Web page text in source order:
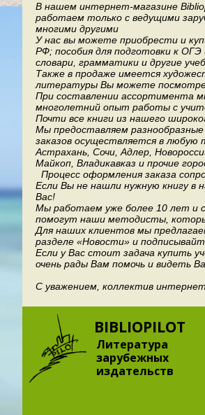
В нашем интернет-магазине
работаем только с ведущими
многими другими
У нас вы можете приобрести и
РФ; пособия для подготовки к
словари, грамматики и другие
Также в продаже имеется
литературы Вы можете
При составлении ассортимента
многолетний опыт работы с
Почти все книги из нашего
Мы предоставляем
заказов осуществляется в любую
Астрахань, Сочи, Адлер,
Майкоп, Владикавказ и прочие
Процесс оформления заказа
Если Вы не нашли нужную книгу
Вас!
Мы работаем уже более 10 лет и
помогут наши методисты,
Для наших клиентов мы
разделе «Новости» и
Если у Вас стоит задача купить
очень рады Вам помочь и видеть
С уважением, коллектив
BIBLIOPILOT
Литература
зарубежных
издательств